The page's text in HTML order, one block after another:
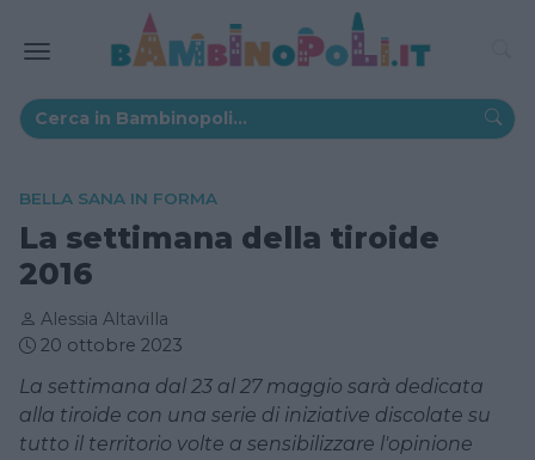
BELLA SANA IN FORMA
La settimana della tiroide
2016
Alessia Altavilla
20 ottobre 2023
La settimana dal 23 al 27 maggio sarà dedicata
alla tiroide con una serie di iniziative discolate su
tutto il territorio volte a sensibilizzare l'opinione